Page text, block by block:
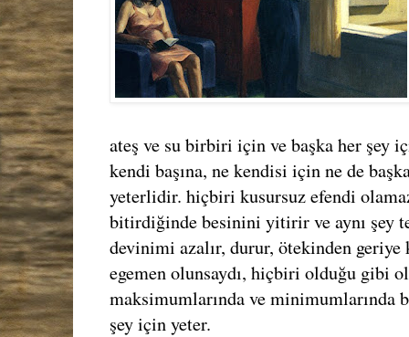
ateş ve su birbiri için ve başka her şey
kendi başına, ne kendisi için ne de
yeterlidir. hiçbiri kusursuz efendi
bitirdiğinde besinini yitirir ve aynı şey
devinimi azalır, durur, ötekinden geriye
egemen olunsaydı, hiçbiri olduğu gibi
maksimumlarında ve minimumlarında
şey için yeter.